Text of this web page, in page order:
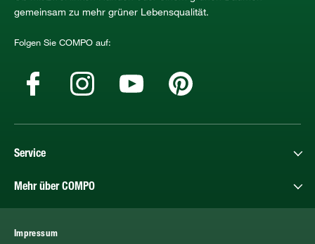
gemeinsam zu mehr grüner Lebensqualität.
Folgen Sie COMPO auf:
Service
Mehr über COMPO
Impressum